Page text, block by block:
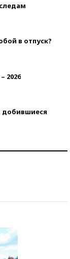
в отпуск?
2026
добившиеся